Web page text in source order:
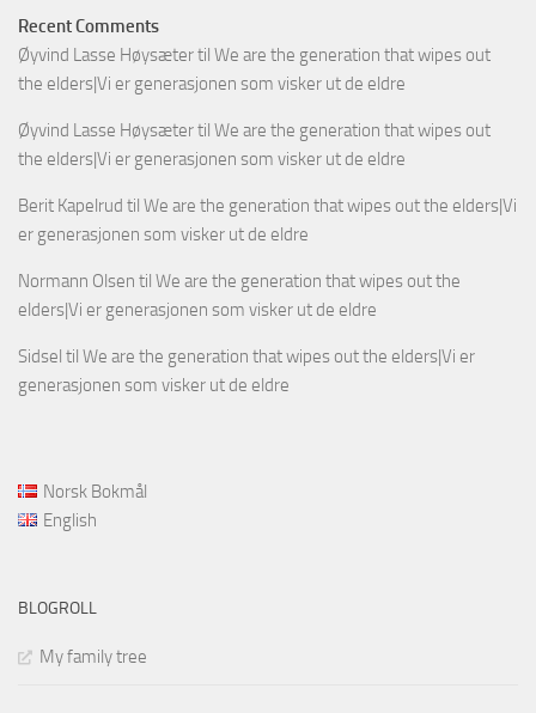
Recent Comments
Øyvind Lasse Høysætertil We are the generation that wipes out
the elders|Vi er generasjonen som visker ut de eldre
Øyvind Lasse Høysætertil We are the generation that wipes out
the elders|Vi er generasjonen som visker ut de eldre
Berit Kapelrud til We are the generation that wipes out the elders|Vi
er generasjonen som visker ut de eldre
Normann Olsen til We are the generation that wipes out the
elders|Vi er generasjonen som visker ut de eldre
Sidsel til We are the generation that wipes out the elders|Vi er
generasjonen som visker ut de eldre
Norsk Bokmål
English
BLOGROLL
My family tree